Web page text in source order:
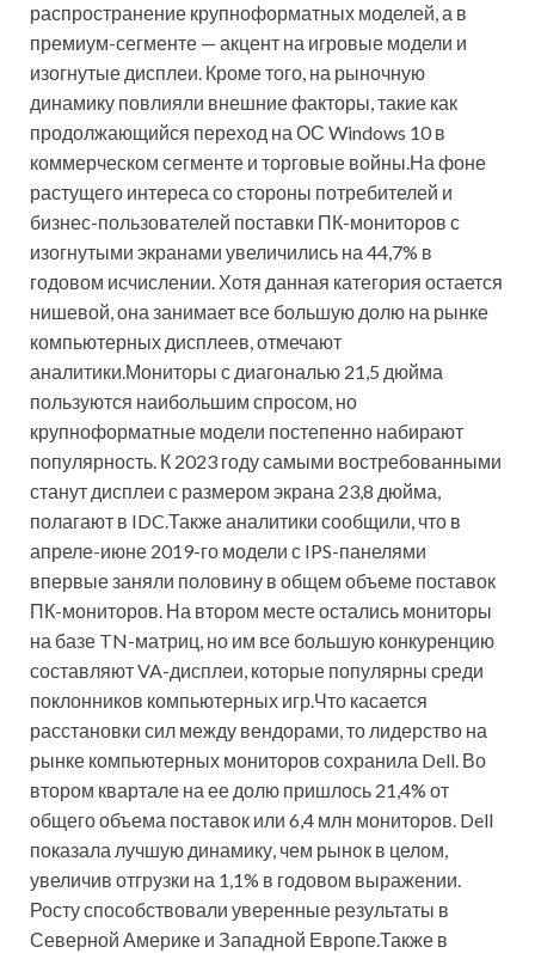
распространение крупноформатных моделей, а в
премиум-сегменте — акцент на игровые модели и
изогнутые дисплеи. Кроме того, на рыночную
динамику повлияли внешние факторы, такие как
продолжающийся переход на ОС Windows 10 в
коммерческом сегменте и торговые войны.На фоне
растущего интереса со стороны потребителей и
бизнес-пользователей поставки ПК-мониторов с
изогнутыми экранами увеличились на 44,7% в
годовом исчислении. Хотя данная категория остается
нишевой, она занимает все большую долю на рынке
компьютерных дисплеев, отмечают
аналитики.Мониторы с диагональю 21,5 дюйма
пользуются наибольшим спросом, но
крупноформатные модели постепенно набирают
популярность. К 2023 году самыми востребованными
станут дисплеи с размером экрана 23,8 дюйма,
полагают в IDC.Также аналитики сообщили, что в
апреле-июне 2019-го модели с IPS-панелями
впервые заняли половину в общем объеме поставок
ПК-мониторов. На втором месте остались мониторы
на базе TN-матриц, но им все большую конкуренцию
составляют VA-дисплеи, которые популярны среди
поклонников компьютерных игр.Что касается
расстановки сил между вендорами, то лидерство на
рынке компьютерных мониторов сохранила Dell. Во
втором квартале на ее долю пришлось 21,4% от
общего объема поставок или 6,4 млн мониторов. Dell
показала лучшую динамику, чем рынок в целом,
увеличив отгрузки на 1,1% в годовом выражении.
Росту способствовали уверенные результаты в
Северной Америке и Западной Европе.Также в